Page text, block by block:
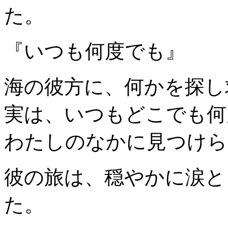
た。
『いつも何度でも』
海の彼方に、何かを探
実は、いつもどこでも
わたしのなかに見つけ
彼の旅は、穏やかに涙
た。